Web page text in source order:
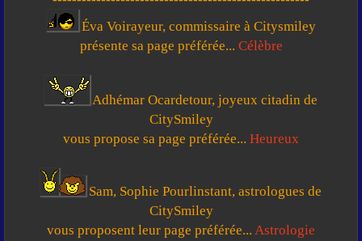
Éva Voirayeur, commissaire à Citysmiley
présente sa page préférée... Célèbre
Adhémar Ocardetour, joyeux citadin de
CitySmiley
vous propose sa page préférée... Heureux
Sam, Sophie Pourlinstant, astrologues de
CitySmiley
vous proposent leur page préférée... Astrologie